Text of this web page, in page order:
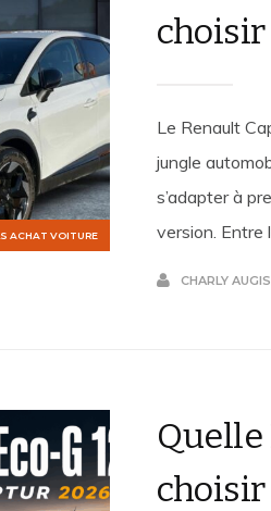
ACHAT VOITURE
choisir
Le Renault
jungle
s’adapter à
version. Entre
CHARLY AUGIS
Quelle
choisir